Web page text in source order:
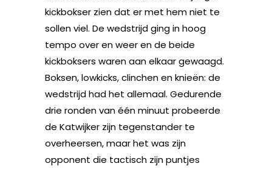
kickbokser zien dat er met hem niet te
sollen viel. De wedstrijd ging in hoog
tempo over en weer en de beide
kickboksers waren aan elkaar gewaagd.
Boksen, lowkicks, clinchen en knieën: de
wedstrijd had het allemaal. Gedurende
drie ronden van één minuut probeerde
de Katwijker zijn tegenstander te
overheersen, maar het was zijn
opponent die tactisch zijn puntjes